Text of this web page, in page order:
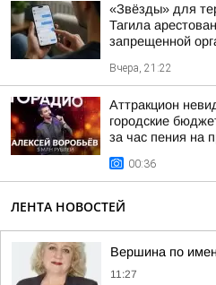
«Звёзды» для
Тагила
запрещенной
Вчера, 21:22
Аттракцион
городские
за час пения на
00:36
ЛЕНТА НОВОСТЕЙ
Вершина по
11:27